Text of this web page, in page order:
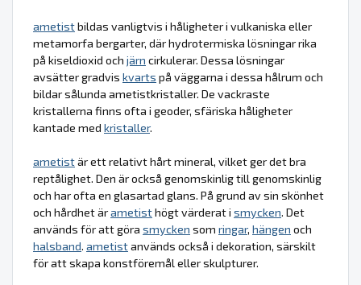
ametistbildas vanligtvis i håligheter i vulkaniska eller
metamorfa bergarter, där hydrotermiska lösningar rika
på kiseldioxid och järn cirkulerar. Dessa lösningar
avsätter gradvis kvarts på väggarna i dessa hålrum och
bildar sålunda ametistkristaller. De vackraste
kristallerna finns ofta i geoder, sfäriska håligheter
kantade med kristaller.
ametistär ett relativt hårt mineral, vilket ger det bra
reptålighet. Den är också genomskinlig till genomskinlig
och har ofta en glasartad glans. På grund av sin skönhet
och hårdhet ärametisthögt värderat i smycken. Det
används för att göra smycken som ringar, hängen och
halsband. ametistanvänds också i dekoration, särskilt
för att skapa konstföremål eller skulpturer.